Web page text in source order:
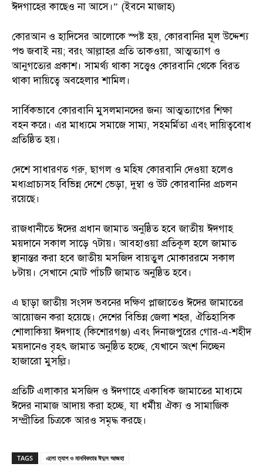
ঈদগাহের কাছেও না আসে।” (ইবনে মাজাহ)
কোরআন ও হাদিসের আলোকে স্পষ্ট হয়, কোরবানির মূল উদ্দেশ্য
পশু জবাই নয়; বরং আল্লাহর প্রতি তাকওয়া, আত্মত্যাগ ও
আনুগত্যের প্রকাশ। সামর্থ্য থাকা সত্ত্বেও কোরবানি থেকে বিরত
থাকা দায়িত্বে অবহেলার শামিল।
সার্বিকভাবে কোরবানি মুসলমানদের জন্য আত্মত্যাগের শিক্ষা
বহন করে। এর মাধ্যমে সমাজে সাম্য, সহমর্মিতা এবং দায়িত্ববোধ
প্রতিষ্ঠিত হয়।
দেশে সাধারণত গরু, ছাগল ও মহিষ কোরবানি দেওয়া হলেও
মধ্যপ্রাচ্যসহ বিভিন্ন দেশে ভেড়া, দুম্বা ও উট কোরবানির প্রচলন
রয়েছে।
রাজধানীতে ঈদের প্রধান জামাত অনুষ্ঠিত হবে জাতীয় ঈদগাহ
ময়দানে সকাল সাড়ে ৭টায়। আবহাওয়া প্রতিকূল হলে জামাত
স্থানান্তর করা হবে জাতীয় মসজিদ বায়তুল মোকাররমে সকাল
৮টায়। সেখানে মোট পাঁচটি জামাত অনুষ্ঠিত হবে।
এ ছাড়া জাতীয় সংসদ ভবনের দক্ষিণ প্লাজাতেও ঈদের জামাতের
আয়োজন করা হয়েছে। দেশের বিভিন্ন জেলা শহর, ঐতিহাসিক
শোলাকিয়া ঈদগাহ (কিশোরগঞ্জ) এবং দিনাজপুরের গোর-এ-শহীদ
ময়দানেও বৃহৎ জামাত অনুষ্ঠিত হচ্ছে, যেখানে অংশ নিচ্ছেন
হাজারো মুসল্লি।
প্রতিটি এলাকার মসজিদ ও ঈদগাহে একাধিক জামাতের মাধ্যমে
ঈদের নামাজ আদায় করা হচ্ছে, যা ধর্মীয় ঐক্য ও সামাজিক
সম্প্রীতির চিত্রকে আরও সমৃদ্ধ করছে।
TAGS এলো ত্যাগ ও মানবিকতার ঈদুল আজহা